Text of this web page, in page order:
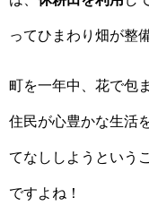
ってひまわり畑が整
町を一年中、花で包
住民が心豊かな生活
てなししようという
ですよね！